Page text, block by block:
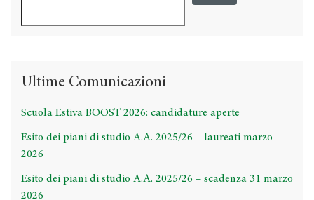
Ultime Comunicazioni
Scuola Estiva BOOST 2026: candidature aperte
Esito dei piani di studio A.A. 2025/26 – laureati marzo
2026
Esito dei piani di studio A.A. 2025/26 – scadenza 31 marzo
2026